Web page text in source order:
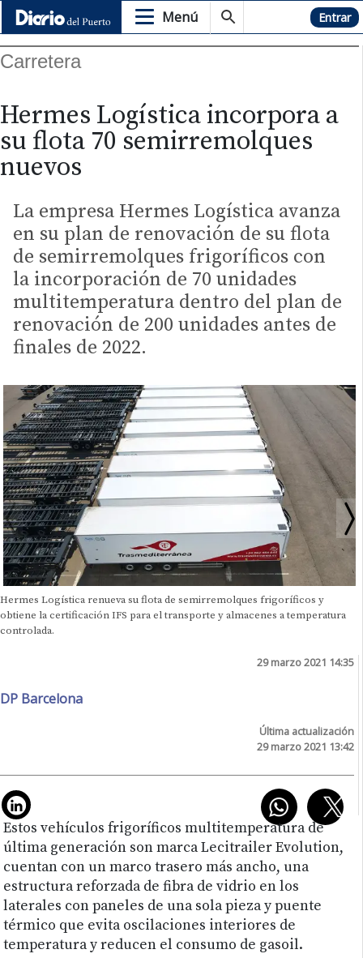
Menú Hemeroteca Entrar
Carretera
Hermes Logística incorpora a
su flota 70 semirremolques
nuevos
La empresa Hermes Logística avanza
en su plan de renovación de su flota
de semirremolques frigoríficos con
la incorporación de 70 unidades
multitemperatura dentro del plan de
renovación de 200 unidades antes de
finales de 2022.
Hermes Logística renueva su flota de semirremolques frigoríficos y
obtiene la certificación IFS para el transporte y almacenes a temperatura
controlada.
29 marzo 2021 14:35
DP Barcelona
Última actualización
29 marzo 2021 13:42
Estos vehículos frigoríficos multitemperatura de
última generación son marca Lecitrailer Evolution,
cuentan con un marco trasero más ancho, una
estructura reforzada de fibra de vidrio en los
laterales con paneles de una sola pieza y puente
térmico que evita oscilaciones interiores de
temperatura y reducen el consumo de gasoil.